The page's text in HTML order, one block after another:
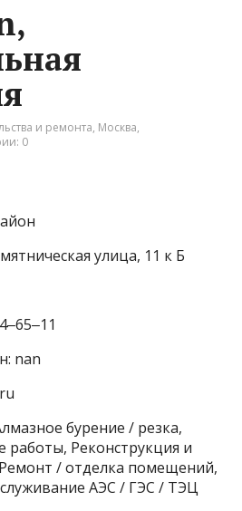
и ремонта, Москва,
0
улица, 11 к Б
nan
бурение / резка,
работы, Реконструкция и
/ отделка помещений,
АЭС / ГЭС / ТЭЦ